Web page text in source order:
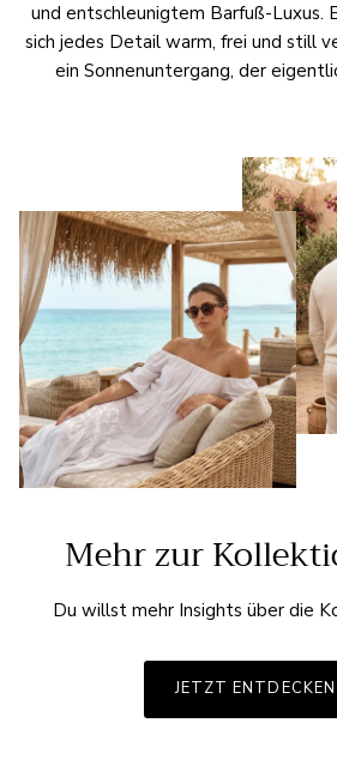
und entschleunigtem Barfuß-Luxus.
sich jedes Detail warm, frei und still
ein Sonnenuntergang, der
Mehr zur
Du willst mehr Insights über die
JETZT